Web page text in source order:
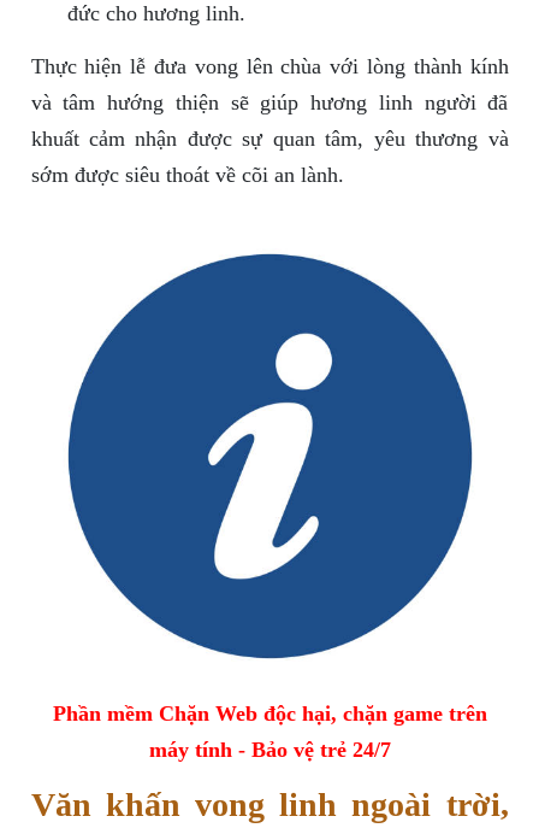
đức cho hương linh.
Thực hiện lễ đưa vong lên chùa với lòng thành kính
và tâm hướng thiện sẽ giúp hương linh người đã
khuất cảm nhận được sự quan tâm, yêu thương và
sớm được siêu thoát về cõi an lành.
Phần mềm Chặn Web độc hại, chặn game trên
máy tính - Bảo vệ trẻ 24/7
Văn khấn vong linh ngoài trời,